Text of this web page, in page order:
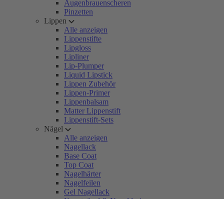
Augenbrauenscheren
Pinzetten
Lippen
Alle anzeigen
Lippenstifte
Lipgloss
Lipliner
Lip-Plumper
Liquid Lipstick
Lippen Zubehör
Lippen-Primer
Lippenbalsam
Matter Lippenstift
Lippenstift-Sets
Nägel
Alle anzeigen
Nagellack
Base Coat
Top Coat
Nagelhärter
Nagelfeilen
Gel Nagellack